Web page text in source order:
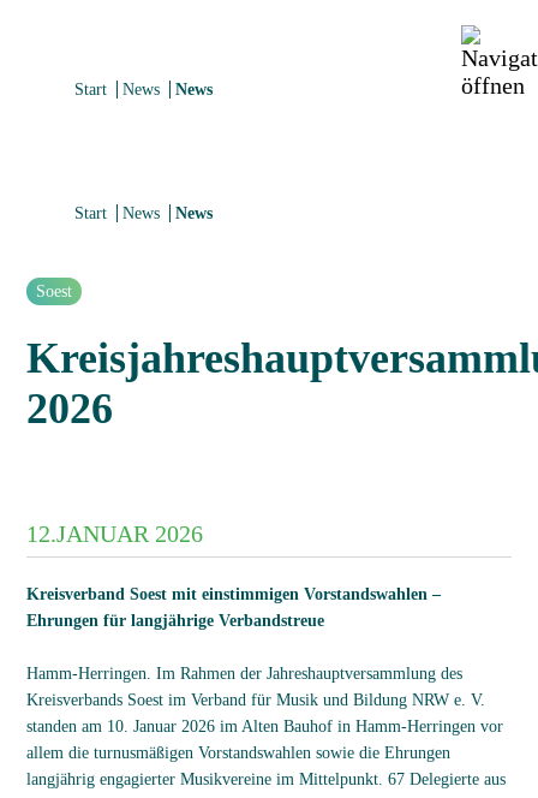
Start News News
Start News News
Soest
2026
12.JANUAR 2026
Kreisverband Soest mit einstimmigen Vorstandswahlen –
Ehrungen für langjährige Verbandstreue
Hamm-Herringen. Im Rahmen der Jahreshauptversammlung des
Kreisverbands Soest im Verband für Musik und Bildung NRW e. V.
standen am 10. Januar 2026 im Alten Bauhof in Hamm-Herringen vor
allem die turnusmäßigen Vorstandswahlen sowie die Ehrungen
langjährig engagierter Musikvereine im Mittelpunkt. 67 Delegierte aus